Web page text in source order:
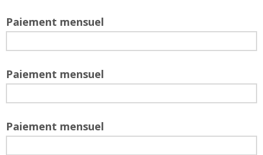
Paiement mensuel
Paiement mensuel
Paiement mensuel